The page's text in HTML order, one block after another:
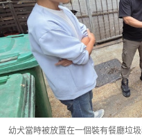
幼犬當時被放置在一個裝有餐廳垃